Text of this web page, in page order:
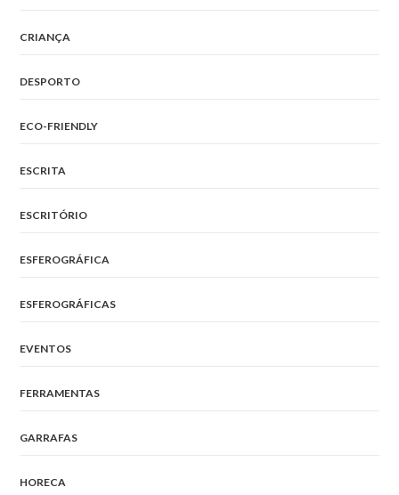
CRIANÇA
DESPORTO
ECO-FRIENDLY
ESCRITA
ESCRITÓRIO
ESFEROGRÁFICA
ESFEROGRÁFICAS
EVENTOS
FERRAMENTAS
GARRAFAS
HORECA